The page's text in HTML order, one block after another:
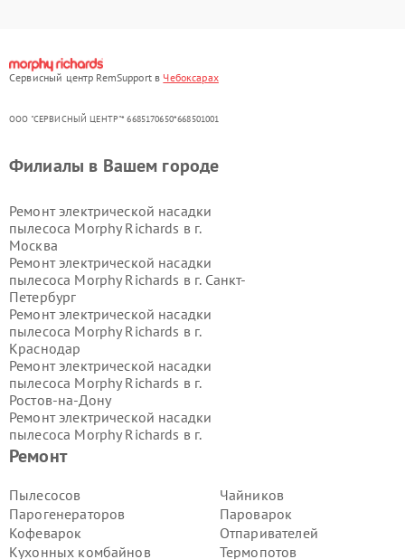
Сервисный центр RemSupport в Чебоксарах
ООО "СЕРВИСНЫЙ ЦЕНТР"* 6685170650*668501001
Ремонт
Пылесосов
Парогенераторов
Кофеварок
Кухонных комбайнов
Чайников
Пароварок
Отпаривателей
Термопотов
Филиалы в Вашем городе
Ремонт электрической насадки
пылесоса Morphy Richards в г.
Москва
Ремонт электрической насадки
пылесоса Morphy Richards в г. Санкт-
Петербург
Ремонт электрической насадки
пылесоса Morphy Richards в г.
Краснодар
Ремонт электрической насадки
пылесоса Morphy Richards в г.
Ростов-на-Дону
Ремонт электрической насадки
пылесоса Morphy Richards в г.
Нижний Новгород
Ремонт электрической насадки
Новосибирск
Ремонт электрической насадки
пылесоса Morphy Richards в г.
Екатеринбург